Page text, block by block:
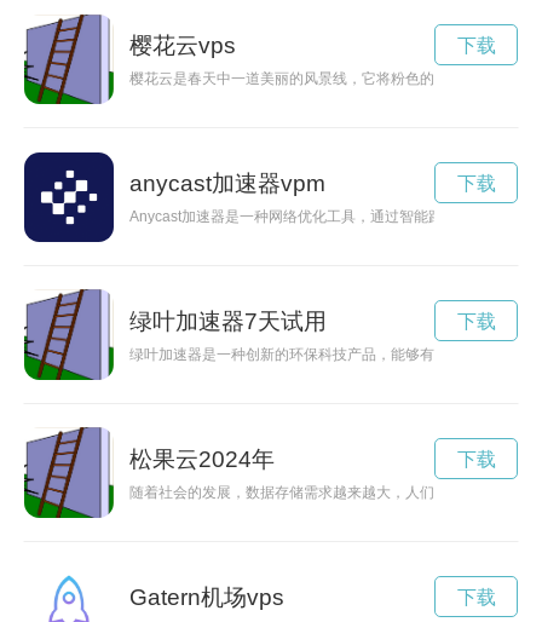
樱花云vps
樱花云是春天中一道美丽的风景线，它将粉色的樱花与柔美的
下载
anycast加速器vpm
Anycast加速器是一种网络优化工具，通过智能路由技术和多个
下载
绿叶加速器7天试用
绿叶加速器是一种创新的环保科技产品，能够有效促进绿植生
下载
松果云2024年
随着社会的发展，数据存储需求越来越大，人们需要一种安全
下载
Gatern机场vps 下载